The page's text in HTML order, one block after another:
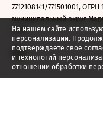
На нашем сайте
персонализации.
подтверждаете свое
и технологий
отношении обработки
7712108141/771501001, ОГРН
муниципальный округ
2026